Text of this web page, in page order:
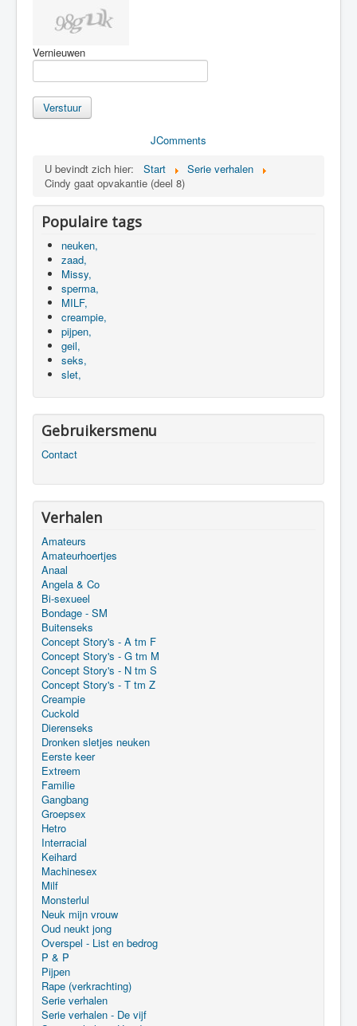
Vernieuwen
Verstuur
JComments
U bevindt zich hier:
Start
Serie verhalen
Cindy gaat opvakantie (deel 8)
Populaire tags
neuken,
zaad,
Missy,
sperma,
MILF,
creampie,
pijpen,
geil,
seks,
slet,
Gebruikersmenu
Contact
Verhalen
Amateurs
Amateurhoertjes
Anaal
Angela & Co
Bi-sexueel
Bondage - SM
Buitenseks
Concept Story's - A tm F
Concept Story's - G tm M
Concept Story's - N tm S
Concept Story's - T tm Z
Creampie
Cuckold
Dierenseks
Dronken sletjes neuken
Eerste keer
Extreem
Familie
Gangbang
Groepsex
Hetro
Interracial
Keihard
Machinesex
Milf
Monsterlul
Neuk mijn vrouw
Oud neukt jong
Overspel - List en bedrog
P & P
Pijpen
Rape (verkrachting)
Serie verhalen
Serie verhalen - De vijf